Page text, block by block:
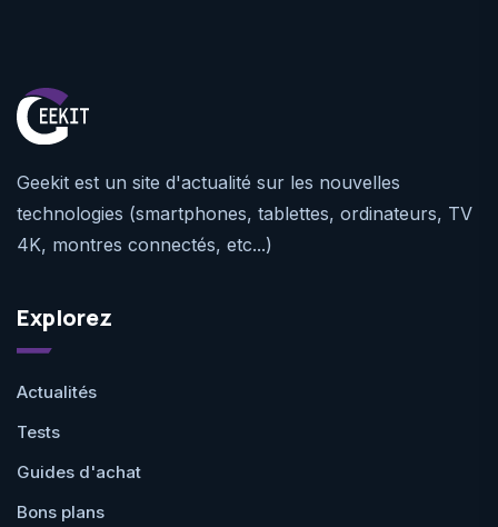
Geekit est un site d'actualité sur les nouvelles
technologies (smartphones, tablettes, ordinateurs, TV
4K, montres connectés, etc...)
Explorez
Actualités
Tests
Guides d'achat
Bons plans